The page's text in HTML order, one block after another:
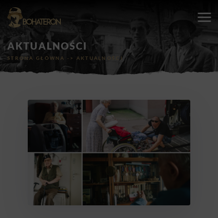
AKTUALNOŚCI
STRONA GŁÓWNA -> AKTUALNOŚCI